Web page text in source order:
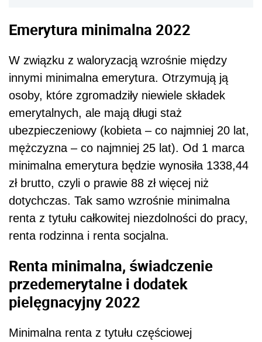
Emerytura minimalna 2022
W związku z waloryzacją wzrośnie między
innymi minimalna emerytura. Otrzymują ją
osoby, które zgromadziły niewiele składek
emerytalnych, ale mają długi staż
ubezpieczeniowy (kobieta – co najmniej 20 lat,
mężczyzna – co najmniej 25 lat). Od 1 marca
minimalna emerytura będzie wynosiła 1338,44
zł brutto, czyli o prawie 88 zł więcej niż
dotychczas. Tak samo wzrośnie minimalna
renta z tytułu całkowitej niezdolności do pracy,
renta rodzinna i renta socjalna.
Renta minimalna, świadczenie
przedemerytalne i dodatek
pielęgnacyjny 2022
Minimalna renta z tytułu częściowej